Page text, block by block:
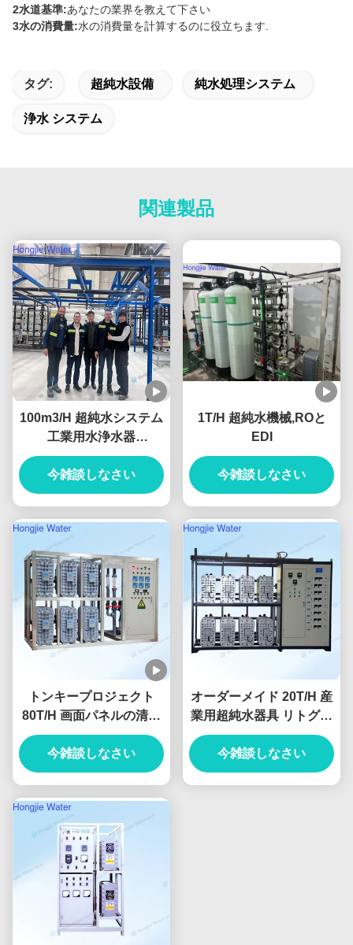
2水道基準:あなたの業界を教えて下さい
3水の消費量:水の消費量を計算するのに役立ちます.
タグ: 超純水設備 純水処理システム
浄水 システム
関連製品
100m3/H 超純水システム
工業用水浄水器
UF+RO+EDI ユニット付
き
今雑談しなさい
1T/H 超純水機械,ROと
EDI
今雑談しなさい
トンキープロジェクト
80T/H 画面パネルの清掃
のための超純水設備
今雑談しなさい
オーダーメイド 20T/H 産
業用超純水器具 リトグラ
フィー
今雑談しなさい